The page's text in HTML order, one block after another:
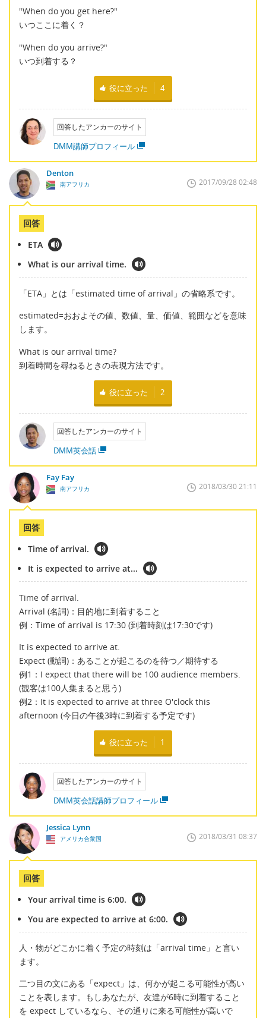
"When do you get here?"
いつここに着く？
"When do you arrive?"
いつ到着する？
役に立った 4
回答したアンカーのサイト
DMM講師プロフィール
Denton
南アフリカ 2017/09/28 02:48
回答
ETA
What is our arrival time.
「ETA」とは「estimated time of arrival」の省略系です。
estimated=おおよその値、数値、量、価値、範囲などを意味
します。
What is our arrival time?
到着時間を尋ねるときの表現方法です。
役に立った 2
回答したアンカーのサイト
DMM英会話
Fay Fay
南アフリカ 2018/03/30 21:11
回答
Time of arrival.
It is expected to arrive at...
Time of arrival.
Arrival (名詞)：目的地に到着すること
例：Time of arrival is 17:30 (到着時刻は17:30です)
It is expected to arrive at.
Expect (動詞)：あることが起こるのを待つ／期待する
例1：I expect that there will be 100 audience members.
(観客は100人集まると思う)
例2：It is expected to arrive at three O'clock this
afternoon (今日の午後3時に到着する予定です)
役に立った 1
回答したアンカーのサイト
DMM英会話講師プロフィール
Jessica Lynn
アメリカ合衆国 2018/03/31 08:37
回答
Your arrival time is 6:00.
You are expected to arrive at 6:00.
人・物がどこかに着く予定の時刻は「arrival time」と言い
ます。
二つ目の文にある「expect」は、何かが起こる可能性が高い
ことを表します。もしあなたが、友達が6時に到着すること
を expect しているなら、その通りに来る可能性が高いで